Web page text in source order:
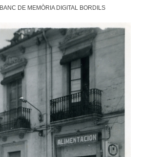
BANC DE MEMÒRIA DIGITAL BORDILS